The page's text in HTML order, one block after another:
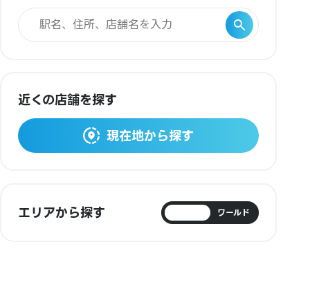
近くの店舗を探す
現在地から探す
エリアから探す ワールド